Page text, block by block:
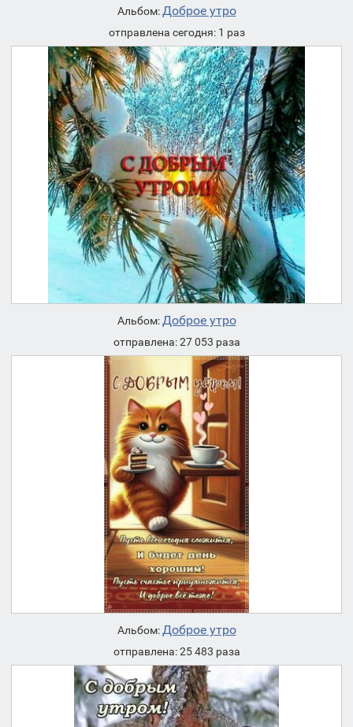
Альбом:Доброе утро
отправлена сегодня: 1 раз
Альбом:Доброе утро
отправлена: 27 053 раза
Альбом:Доброе утро
отправлена: 25 483 раза